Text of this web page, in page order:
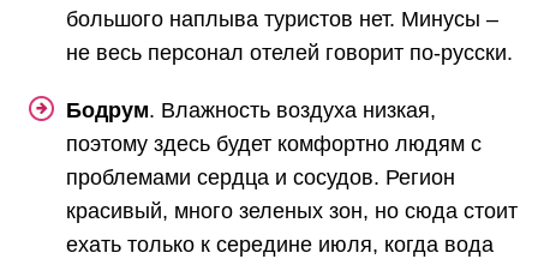
большого наплыва туристов нет. Минусы –
не весь персонал отелей говорит по-русски.
Бодрум. Влажность воздуха низкая,
поэтому здесь будет комфортно людям с
проблемами сердца и сосудов. Регион
красивый, много зеленых зон, но сюда стоит
ехать только к середине июля, когда вода